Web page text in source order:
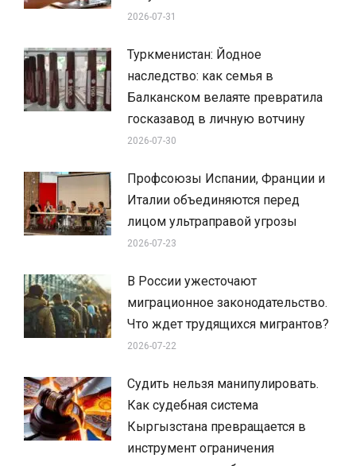
2026-07-31
Туркменистан: Йодное
наследство: как семья в
Балканском велаяте превратила
госказавод в личную вотчину
2026-07-30
Профсоюзы Испании, Франции и
Италии объединяются перед
лицом ультраправой угрозы
2026-07-23
В России ужесточают
миграционное законодательство.
Что ждет трудящихся мигрантов?
2026-07-22
Судить нельзя манипулировать.
Как судебная система
Кыргызстана превращается в
инструмент ограничения